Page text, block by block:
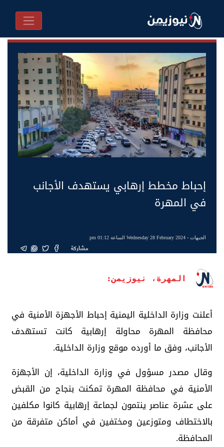
إحباط مخطط إرهابي يستهدف الأجانب
في المهرة
الجبهات- Wednesday 28 February 2024 الساعة 01:12 pm
مشاركة
المهرة، نيوزيمن:
أعلنت وزارة الداخلية اليمنية إحباط الأجهزة الأمنية في
محافظة المهرة محاولة إرهابية كانت تستهدف
الأجانب، وفق ما أورده موقع وزارة الداخلية.
وقال مصدر مسؤول في وزارة الداخلية، إن الأجهزة
الأمنية في محافظة المهرة تمكنت بنجاح من القبض
على عشرة عناصر ينتمون لجماعة إرهابية كانوا مكلفين
بالاختطاف ومتوزعين ومختفين في أماكن متفرقة من
المحافظة.